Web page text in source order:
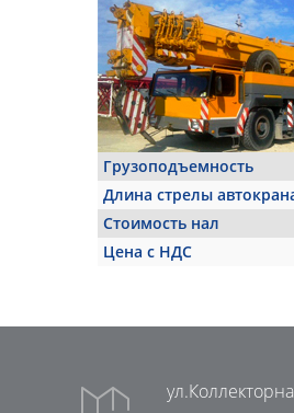
Грузоподъемность
Длина стрелы
Стоимость нал
Цена с НДС